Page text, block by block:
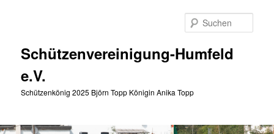
Schützenvereinigung-Humfeld
e.V.
Schützenkönig 2025 Björn Topp Königin Anika Topp